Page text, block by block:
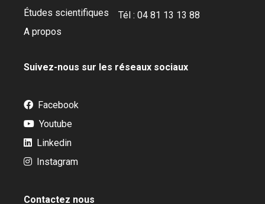
Études scientifiques
A propos
Tél : 04 81 13 13 88
Suivez-nous sur les réseaux sociaux
Facebook
Youtube
Linkedin
Instagram
Contactez nous